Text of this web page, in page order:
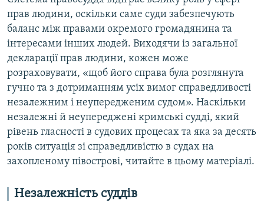
прав людини, оскільки саме суди забезпечують
баланс між правами окремого громадянина та
інтересами інших людей. Виходячи із загальної
декларації прав людини, кожен може
розраховувати, «щоб його справа була розглянута
гучно та з дотриманням усіх вимог справедливості
незалежним і неупередженим судом». Наскільки
незалежні й неупереджені кримські судді, який
рівень гласності в судових процесах та яка за десять
років ситуація зі справедливістю в судах на
захопленому півострові, читайте в цьому матеріалі.
Незалежність суддів